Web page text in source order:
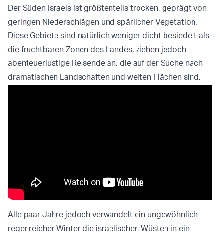
Der Süden Israels ist größtenteils trocken, geprägt von
geringen Niederschlägen und spärlicher Vegetation.
Diese Gebiete sind natürlich weniger dicht besiedelt als
die fruchtbaren Zonen des Landes, ziehen jedoch
abenteuerlustige Reisende an, die auf der Suche nach
dramatischen Landschaften und weiten Flächen sind.
Alle paar Jahre jedoch verwandelt ein ungewöhnlich
regenreicher Winter die israelischen Wüsten in ein